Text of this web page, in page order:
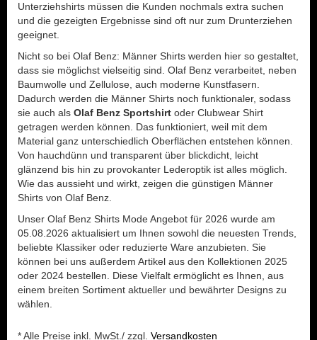
Unterziehshirts müssen die Kunden nochmals extra suchen
und die gezeigten Ergebnisse sind oft nur zum Drunterziehen
geeignet.
Nicht so bei Olaf Benz: Männer Shirts werden hier so gestaltet,
dass sie möglichst vielseitig sind. Olaf Benz verarbeitet, neben
Baumwolle und Zellulose, auch moderne Kunstfasern.
Dadurch werden die Männer Shirts noch funktionaler, sodass
sie auch als Olaf Benz Sportshirt oder Clubwear Shirt
getragen werden können. Das funktioniert, weil mit dem
Material ganz unterschiedlich Oberflächen entstehen können.
Von hauchdünn und transparent über blickdicht, leicht
glänzend bis hin zu provokanter Lederoptik ist alles möglich.
Wie das aussieht und wirkt, zeigen die günstigen Männer
Shirts von Olaf Benz.
Unser Olaf Benz Shirts Mode Angebot für 2026 wurde am
05.08.2026 aktualisiert um Ihnen sowohl die neuesten Trends,
beliebte Klassiker oder reduzierte Ware anzubieten. Sie
können bei uns außerdem Artikel aus den Kollektionen 2025
oder 2024 bestellen. Diese Vielfalt ermöglicht es Ihnen, aus
einem breiten Sortiment aktueller und bewährter Designs zu
wählen.
* Alle Preise inkl. MwSt./ zzgl. Versandkosten